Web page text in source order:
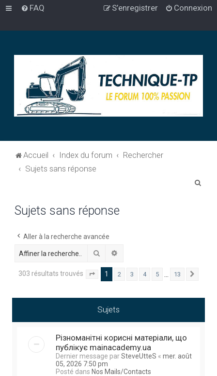
FAQ Connexion
S’enregistrer
Accueil Index du forum
Rechercher
Sujets sans réponse
Sujets sans réponse
Aller à la recherche avancée
Rechercher
303 résultats trouvés Page sur 13
1 2 3 4 5 13
Sujets
Різноманітні корисні матеріали, що
публікує mainacademy.ua
Dernier message parSteveUtteS « mer. août
05, 2026 7:50 pm
Posté dans Nos Mails/Contacts